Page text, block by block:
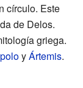
círculo. Este
de Delos.
griega.
yÁrtemis.